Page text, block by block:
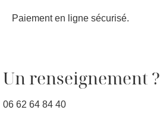
Paiement en ligne sécurisé.
Un renseignement ?
06 62 64 84 40